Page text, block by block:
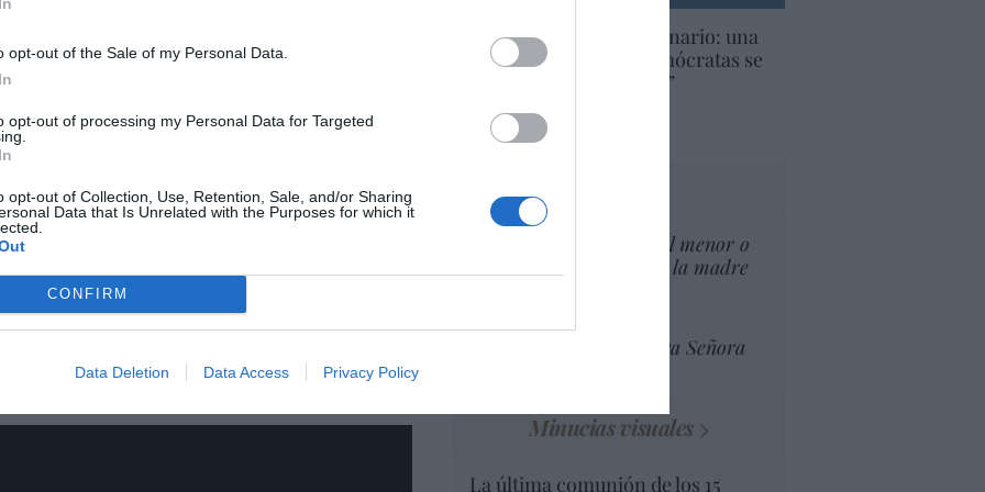
opt-out of the Sale of my Personal Data.
opt-out of processing my Personal Data for Targeted
opt-out of Collection, Use, Retention, Sale, and/or Sharing
Data that Is Unrelated with the Purposes for which it
CONFIRM
Data Deletion Data Access Privacy Policy
las alertas y ordenar las evacuaciones,
la carga de sulfuro más
registros vía satélite, según el
de la NASA
varias comunidades que
de entre uno y tres metros de espesor,
centígrados, lo que impidió la inmediata
Además, el volcán tuvo nuevas
labores de búsqueda y rescate de
EEUU. Inquietante escenario: una
tercera parte de los demócratas se
define como “socialista”
por Ignacio Aguirre
Artículos anteriores
¿El Superior interés el menor o
el superior interés de la madre
Ceuta celebra Nuestra Señora
Minucias visuales
La última comunión de los 15